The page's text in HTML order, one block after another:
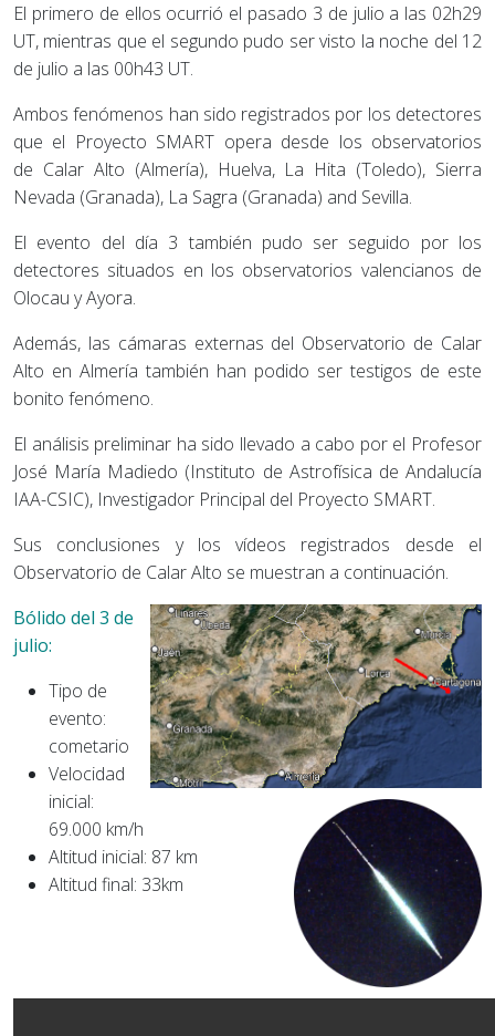
El primero de ellos ocurrió el pasado 3 de julio a las 02h29
UT, mientras que el segundo pudo ser visto la noche del 12
de julio a las 00h43 UT.
Ambos fenómenos han sido registrados por los detectores
que el Proyecto SMART opera desde los observatorios
de Calar Alto (Almería), Huelva, La Hita (Toledo), Sierra
Nevada (Granada), La Sagra (Granada) and Sevilla.
El evento del día 3 también pudo ser seguido por los
detectores situados en los observatorios valencianos de
Olocau y Ayora.
Además, las cámaras externas del Observatorio de Calar
Alto en Almería también han podido ser testigos de este
bonito fenómeno.
El análisis preliminar ha sido llevado a cabo por el Profesor
José María Madiedo (Instituto de Astrofísica de Andalucía
IAA-CSIC), Investigador Principal del Proyecto SMART.
Sus conclusiones y los vídeos registrados desde el
Observatorio de Calar Alto se muestran a continuación.
Bólido del 3 de
julio:
Tipo de
evento:
cometario
Velocidad
inicial:
69.000 km/h
Altitud inicial: 87 km
Altitud final: 33km